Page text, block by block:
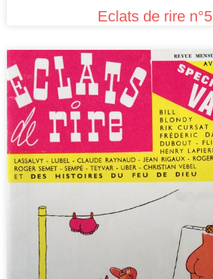
Eclats de rire n°5